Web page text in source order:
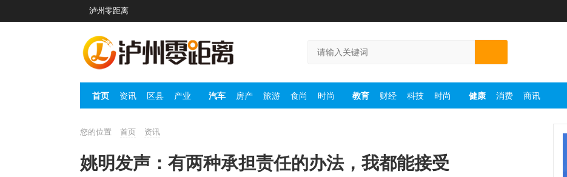
泸州零距离
首页 资讯 区县 产业 汽车 房产 旅游 食尚 时尚 教育 财经 科技 时尚 健康 消费 商讯
您的位置 首页 资讯
姚明发声：有两种承担责任的办法，我都能接受